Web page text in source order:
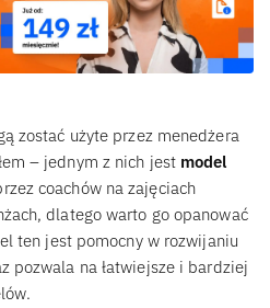
zostać użyte przez menedżera
– jednym z nich jest model
coachów na zajęciach
dlatego warto go opanować
ten jest pomocny w rozwijaniu
pozwala na łatwiejsze i bardziej